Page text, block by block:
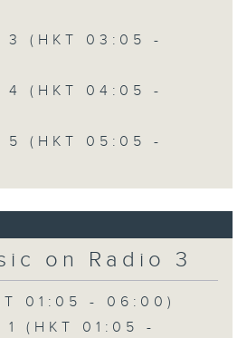
3 (HKT 03:05 -
4 (HKT 04:05 -
5 (HKT 05:05 -
on Radio 3
01:05 - 06:00)
1 (HKT 01:05 -